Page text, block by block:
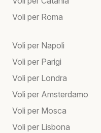
Voli per Roma
Voli per Napoli
Voli per Parigi
Voli per Londra
Voli per Amsterdamo
Voli per Mosca
Voli per Lisbona